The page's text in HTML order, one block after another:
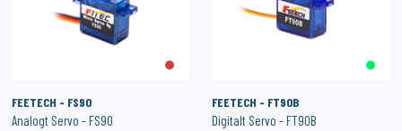
FEETECH - FS90
Analogt Servo - FS90
FEETECH - FT90B
Digitalt Servo - FT90B